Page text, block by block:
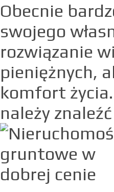
Obecnie
swojego
rozwiązanie
pieniężnych,
komfort
należy znaleźć